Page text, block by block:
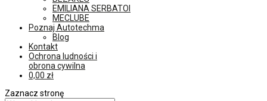
EMILIANA SERBATOI
MECLUBE
Poznaj Autotechma
Blog
Kontakt
Ochrona ludności i
obrona cywilna
0,00 zł
Zaznacz stronę